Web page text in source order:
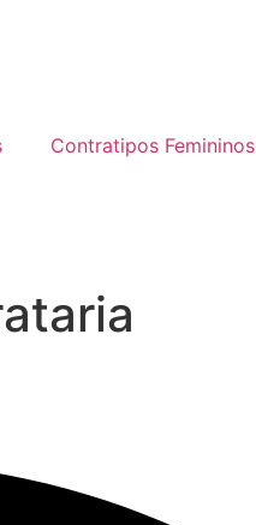
Contratipos Femininos